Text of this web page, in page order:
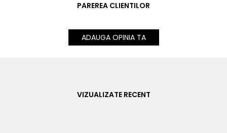
PAREREA CLIENTILOR
ADAUGA OPINIA TA
VIZUALIZATE RECENT